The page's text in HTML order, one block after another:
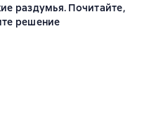
раздумья. Почитайте,
решение
0 на основе 0 оценок